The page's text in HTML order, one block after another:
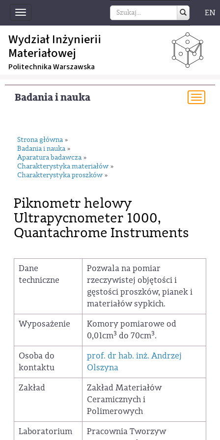
Toggle
navigation
EN
Wydział Inżynierii
Materiałowej
Politechnika Warszawska
Badania i nauka
Strona główna »
Badania i nauka »
Aparatura badawcza »
Charakterystyka materiałów »
Charakterystyka proszków »
Piknometr helowy
Ultrapycnometer 1000,
Quantachrome Instruments
Dane
techniczne
Pozwala na pomiar
rzeczywistej objętości i
gęstości proszków, pianek i
materiałów sypkich.
Wyposażenie
Komory pomiarowe od
0,01cm3 do 70cm3.
Osoba do
kontaktu
prof. dr hab. inż. Andrzej
Olszyna
Zakład
Zakład Materiałów
Ceramicznych i
Polimerowych
Laboratorium
Pracownia Tworzyw